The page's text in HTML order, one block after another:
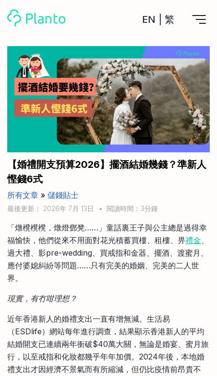
EN 繁
Planto功能
計劃買樓
計劃買樓第一步
全功能記賬
管理及分析所有戶口
管理MPF戶口
一次過管理所有強積金戶口
申請清卡數/私人貸款
CreFIT x Planto推廣優惠
工具
私人貸款
年利率/APR/年息比較
投資戶口 (美股)
比較最抵美股投資戶口
投資戶口 (港股)
比較最抵港股投資戶口
月供股票計劃
比較最抵月供計劃戶口
比較定存利率
信用卡
比較各種最優惠信用卡
關於我們
Academy
Marketplace
其他網站
手機App與理財資訊
商業解決方案
【婚禮開支預算2026】擺酒結婚幾錢？準新人
慳錢6式
所有文章 » 儲錢貼士
最後更新： 2026年 7月 13日 • 閱讀時間：3分鐘
「燉櫈櫈櫈，燉燈鄧凳……」童話裏王子與公主總是過得幸
福愉快，他們從來不用面對花光積蓄買樓、租樓、畀禮金
過大禮、影pre-wedding、買戒指和金器、擺酒、渡蜜月、
應付婆媳糾紛等問題……只有完美的婚姻、完美的二人世
界。
現實，有冇咁理想？
近年香港新人的婚禮支出一直有增無減。生活易
（ESDlife）網站每年進行調查，結果顯示香港新人的平均
結婚開支已連續兩年衝破$40萬大關，無論是婚宴、蜜月旅
行，以至戒指和化妝都幾乎年年加價。2024年後，本地婚
禮支出才因經濟不景氣而有所縮減，但仍比疫情前昂貴不